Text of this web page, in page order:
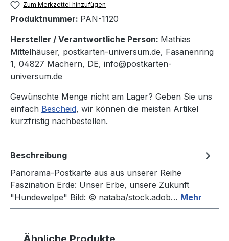
Zum Merkzettel hinzufügen
Produktnummer: PAN-1120
Hersteller / Verantwortliche Person: Mathias
Mittelhäuser, postkarten-universum.de, Fasanenring
1, 04827 Machern, DE, info@postkarten-
universum.de
Gewünschte Menge nicht am Lager? Geben Sie uns
einfach Bescheid, wir können die meisten Artikel
kurzfristig nachbestellen.
Beschreibung
Panorama-Postkarte aus aus unserer Reihe
Faszination Erde: Unser Erbe, unsere Zukunft
"Hundewelpe" Bild: © nataba/stock.adob… Mehr
Produktgalerie überspringen